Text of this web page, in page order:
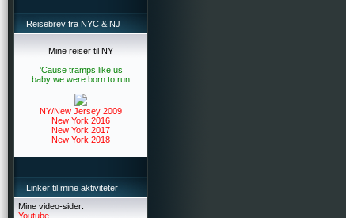
Reisebrev fra NYC & NJ
Mine reiser til NY
'Cause tramps like us
baby we were born to run
NY/New Jersey 2009
New York 2016
New York 2017
New York 2018
Linker til mine aktiviteter
Mine video-sider:
Youtube